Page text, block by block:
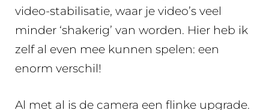
video-stabilisatie, waar je video’s veel
minder ‘shakerig’ van worden. Hier heb ik
zelf al even mee kunnen spelen: een
enorm verschil!
Al met al is de camera een flinke upgrade.